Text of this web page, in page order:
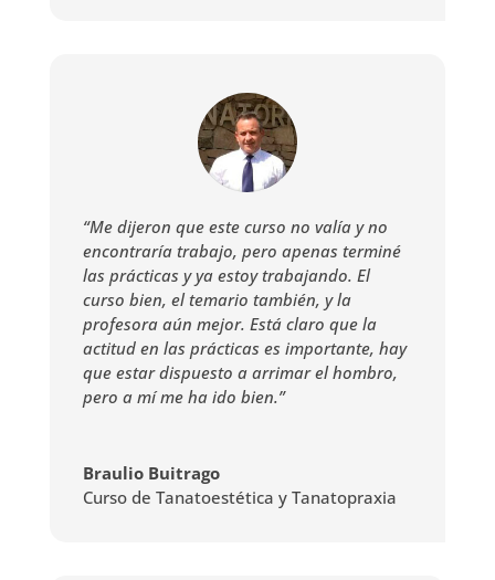
“Me dijeron que este curso no valía y no
encontraría trabajo, pero apenas terminé
las prácticas y ya estoy trabajando. El
curso bien, el temario también, y la
profesora aún mejor. Está claro que la
actitud en las prácticas es importante, hay
que estar dispuesto a arrimar el hombro,
pero a mí me ha ido bien.”
Braulio Buitrago
Curso de Tanatoestética y Tanatopraxia